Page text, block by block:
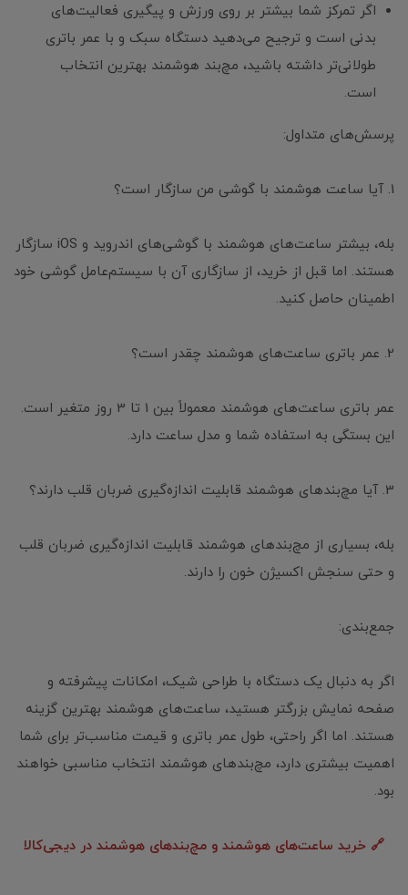
اگر تمرکز شما بیشتر بر روی ورزش و پیگیری فعالیت‌های
بدنی است و ترجیح می‌دهید دستگاه سبک و با عمر باتری
طولانی‌تر داشته باشید، مچ‌بند هوشمند بهترین انتخاب
است.
پرسش‌های متداول:
1. آیا ساعت هوشمند با گوشی من سازگار است؟
بله، بیشتر ساعت‌های هوشمند با گوشی‌های اندروید و iOS سازگار
هستند. اما قبل از خرید، از سازگاری آن با سیستم‌عامل گوشی خود
اطمینان حاصل کنید.
2. عمر باتری ساعت‌های هوشمند چقدر است؟
عمر باتری ساعت‌های هوشمند معمولاً بین 1 تا 3 روز متغیر است.
این بستگی به استفاده شما و مدل ساعت دارد.
3. آیا مچ‌بندهای هوشمند قابلیت اندازه‌گیری ضربان قلب دارند؟
بله، بسیاری از مچ‌بندهای هوشمند قابلیت اندازه‌گیری ضربان قلب
و حتی سنجش اکسیژن خون را دارند.
جمع‌بندی:
اگر به دنبال یک دستگاه با طراحی شیک، امکانات پیشرفته و
صفحه نمایش بزرگتر هستید، ساعت‌های هوشمند بهترین گزینه
هستند. اما اگر راحتی، طول عمر باتری و قیمت مناسب‌تر برای شما
اهمیت بیشتری دارد، مچ‌بندهای هوشمند انتخاب مناسبی خواهند
بود.
🔗 خرید ساعت‌های هوشمند و مچ‌بندهای هوشمند در دیجی‌کالا